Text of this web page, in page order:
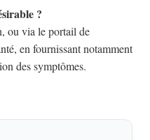
?
ou via le portail de
en fournissant notamment
des symptômes.